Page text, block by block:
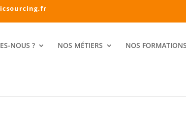
NOUS ? NOS MÉTIERS NOS FORMATIONS